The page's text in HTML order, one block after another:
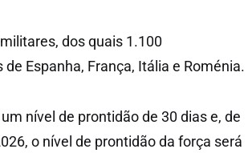
dos quais 1.100
Espanha, França, Itália e Roménia.
nível de prontidão de 30 dias e, de
o nível de prontidão da força será